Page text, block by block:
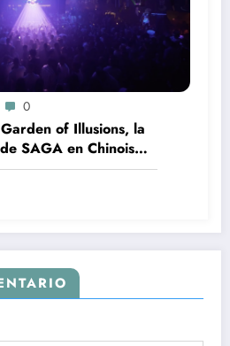
0
of Illusions, la
SAGA en Chinois